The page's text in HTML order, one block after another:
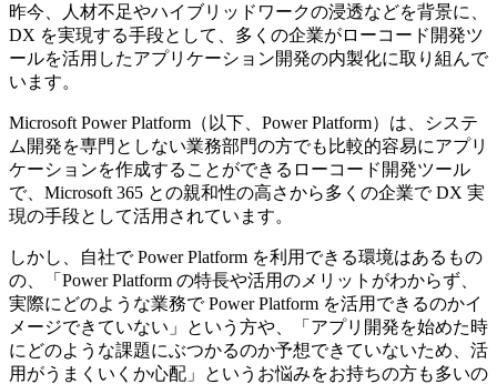
昨今、人材不足やハイブリッドワークの浸透などを背景に、
DX を実現する手段として、多くの企業がローコード開発ツ
ールを活用したアプリケーション開発の内製化に取り組んで
います。
Microsoft Power Platform（以下、Power Platform）は、システ
ム開発を専門としない業務部門の方でも比較的容易にアプリ
ケーションを作成することができるローコード開発ツール
で、Microsoft 365 との親和性の高さから多くの企業で DX 実
現の手段として活用されています。
しかし、自社で Power Platform を利用できる環境はあるもの
の、「Power Platform の特長や活用のメリットがわからず、
実際にどのような業務で Power Platform を活用できるのかイ
メージできていない」という方や、「アプリ開発を始めた時
にどのような課題にぶつかるのか予想できていないため、活
用がうまくいくか心配」というお悩みをお持ちの方も多いの